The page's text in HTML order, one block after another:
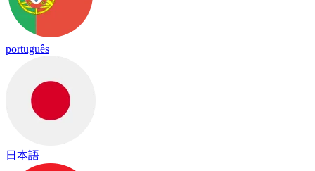
português
日本語